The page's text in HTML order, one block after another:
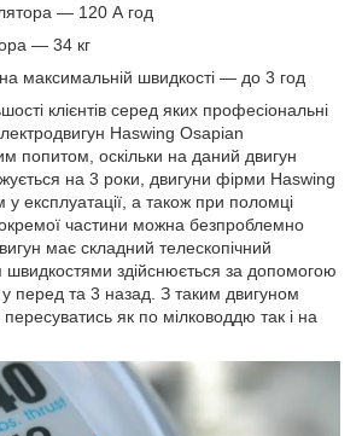
― 120 А год
― 34 кг
максимальній швидкості ― до 3 год
клієнтів серед яких професіональні
Haswing Osapian
попитом, оскільки на даний двигун
на 3 роки, двигуни фірми Haswing
у експлуатації, а також при поломці
частини можна безпроблемно
має складний телескопічний
здійснюється за допомогою
перед та 3 назад. З таким двигуном
як по мілководдю так і на